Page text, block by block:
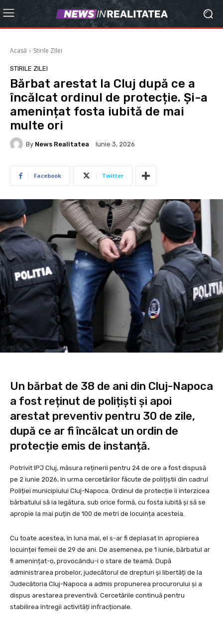
Acasă Stirile ZIlei
STIRILE ZILEI
Bărbat arestat la Cluj după ce a
încălcat ordinul de protecție. Și-a
amenințat fosta iubită de mai
multe ori
By News Realitatea Iunie 3, 2026
Facebook Twitter
Un bărbat de 38 de ani din Cluj-Napoca
a fost reținut de polițiști și apoi
arestat preventiv pentru 30 de zile,
după ce ar fi încălcat un ordin de
protecție emis de instanță.
Potrivit IPJ Cluj, măsura reținerii pentru 24 de ore a fost dispusă
pe 2 iunie 2026, în urma cercetărilor făcute de polițiștii din cadrul
Poliției municipiului Cluj-Napoca. Ordinul de protecție îi interzicea
bărbatului să ia legătura, sub orice formă, cu fosta iubită și să se
apropie la mai puțin de 100 de metri de locuința acesteia.
Cu toate acestea, în luna mai, el s-ar fi deplasat în apropierea
locuinței femeii de 29 de ani. De asemenea, pe 1 iunie, bărbatul ar
fi amenințat-o, provocându-i o stare de teamă. După
administrarea probelor, judecătorul de drepturi și libertăți de la
Judecătoria Cluj-Napoca a admis propunerea procurorului și a
dispus arestarea preventivă. Cercetările continuă pentru
stabilirea întregii activități infracționale.